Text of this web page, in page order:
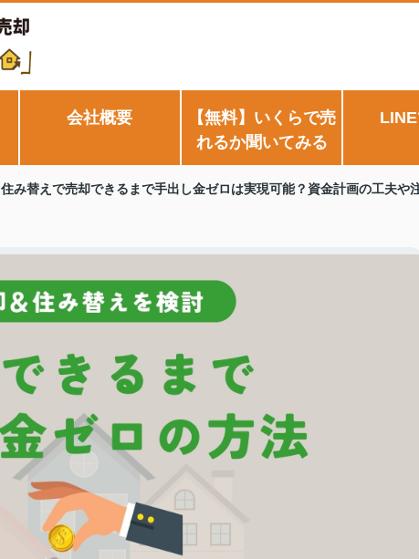
会社概要
【無料】いくらで売
れるか聞いてみる
住み替えで売却できるまで手出し金ゼロは実現可能？資金計画の工夫や